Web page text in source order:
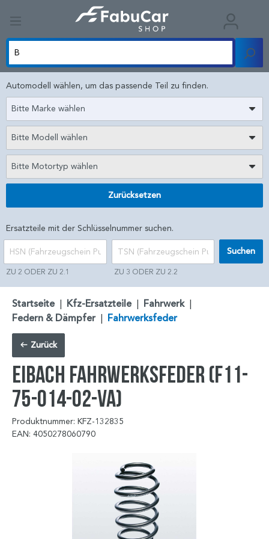
Automodell wählen, um das passende Teil zu finden.
Bitte Marke wählen
Bitte Modell wählen
Bitte Motortyp wählen
Zurücksetzen
Ersatzteile mit der Schlüsselnummer suchen.
ZU 2 ODER ZU 2.1 ZU 3 ODER ZU 2.2
Suchen
Startseite | Kfz-Ersatzteile | Fahrwerk |
Federn & Dämpfer | Fahrwerksfeder
Zurück
EIBACH Fahrwerksfeder (F11-
75-014-02-VA)
Produktnummer: KFZ-132835
EAN: 4050278060790